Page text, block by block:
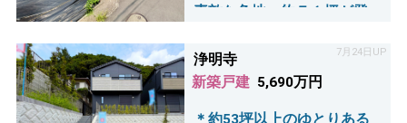
素敵な角地、約７１坪が登
7月24日UP
浄明寺
新築戸建 5,690万円
＊約53坪以上のゆとりある